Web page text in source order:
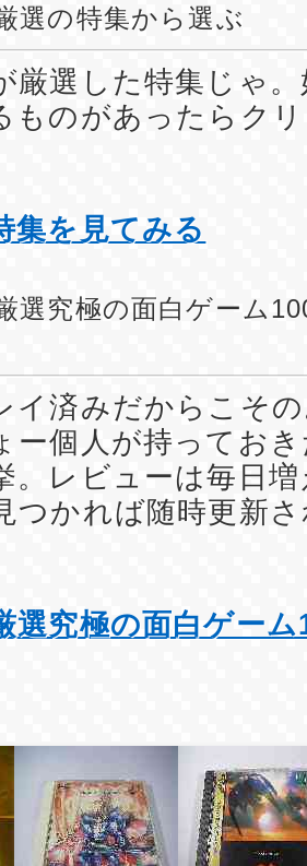
選の特集から選ぶ
厳選した特集じゃ
ものがあったらク
集を見てみる
選究極の面白ゲーム
イ済みだからこそ
ー個人が持ってお
。レビューは毎日
つかれば随時更新
選究極の面白ゲー